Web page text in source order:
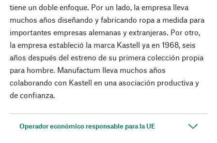
tiene un doble enfoque. Por un lado, la empresa lleva
muchos años diseñando y fabricando ropa a medida para
importantes empresas alemanas y extranjeras. Por otro,
la empresa estableció la marca Kastell ya en 1968, seis
años después del estreno de su primera colección propia
para hombre. Manufactum lleva muchos años
colaborando con Kastell en una asociación productiva y
de confianza.
Operador económico responsable para la UE